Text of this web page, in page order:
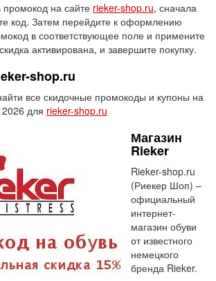
промокод на сайте rieker-shop.ru, сначала
код. Затем перейдите к оформлению
в соответствующее поле и примените
активирована, и завершите покупку.
shop.ru
все скидочные промокоды и купоны на
2026 для rieker-shop.ru
Магазин
Rieker
Rieker-shop.ru
(Риекер Шоп) –
официальный
интернет-
магазин обуви
от известного
немецкого
бренда Rieker.